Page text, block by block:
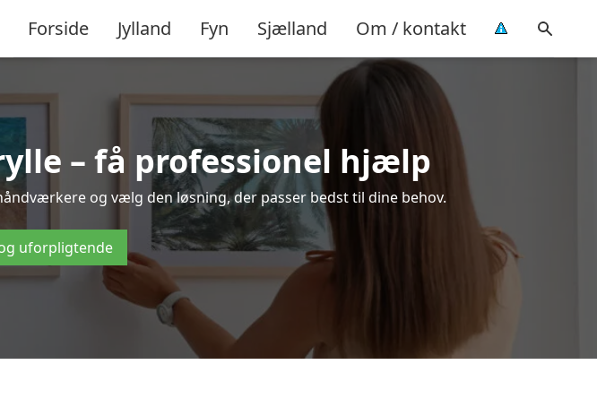
Forside Jylland Fyn Sjælland Om / kontakt
– få professionel hjælp
og vælg den løsning, der passer bedst til dine behov.
uforpligtende